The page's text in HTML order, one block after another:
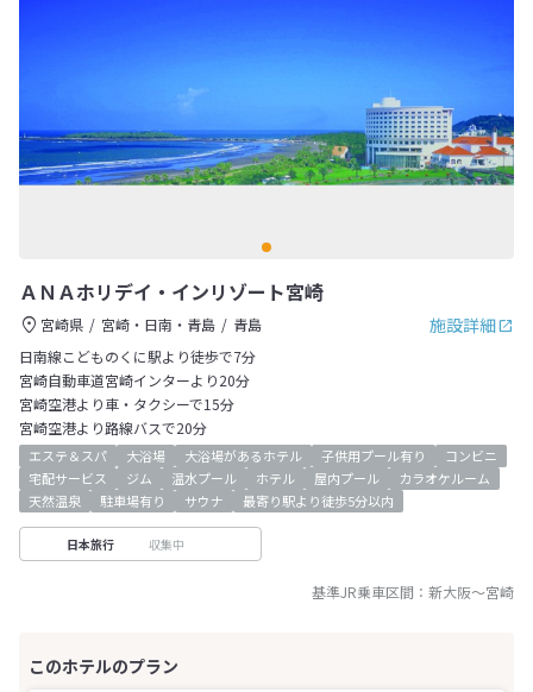
ＡＮＡホリデイ・インリゾート宮崎
施設詳細
宮崎県 宮崎・日南・青島
青島
日南線こどものくに駅より徒歩で7分
宮崎自動車道宮崎インターより20分
宮崎空港より車・タクシーで15分
宮崎空港より路線バスで20分
エステ＆スパ 大浴場 大浴場があるホテル 子供用プール有り
コンビニ
宅配サービス
ジム 温水プール ホテル 屋内プール
カラオケルーム
天然温泉
駐車場有り サウナ 最寄り駅より徒歩5分以内
日本旅行 収集中
基準JR乗車区間： 新大阪～宮崎